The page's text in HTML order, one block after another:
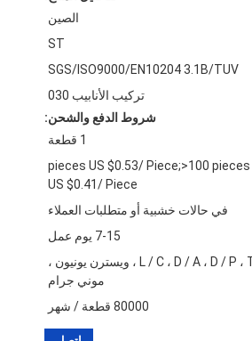
الصين
ST
SGS/ISO9000/EN10204 3.1B/TUV
تركيب الأنابيب 030
شروط الدفع والشحن:
1 قطعة
1-100 pieces US $0.53/ Piece;>100 pieces
US $0.41/ Piece
في حالات خشبية أو متطلبات العملاء
7-15 يوم عمل
L / C ، D / A ، D / P ، T / T ، ويسترن يونيون ،
موني جرام
80000 قطعة / شهر